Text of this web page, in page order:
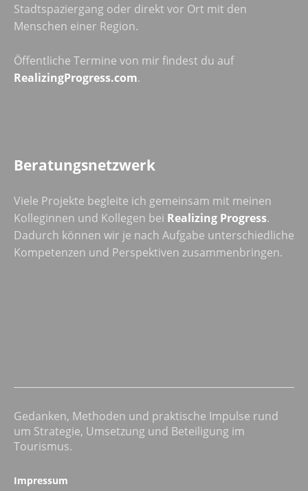
Stadtspaziergang oder direkt vor Ort mit den
Menschen einer Region.
Öffentliche Termine von mir findest du auf
RealizingProgress.com.
Beratungsnetzwerk
Viele Projekte begleite ich gemeinsam mit meinen
Kolleginnen und Kollegen bei Realizing Progress.
Dadurch können wir je nach Aufgabe unterschiedliche
Kompetenzen und Perspektiven zusammenbringen.
Gedanken, Methoden und praktische Impulse rund
um Strategie, Umsetzung und Beteiligung im
Tourismus.
Impressum